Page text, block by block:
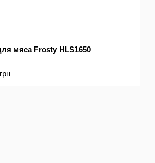
мяса Frosty HLS1650